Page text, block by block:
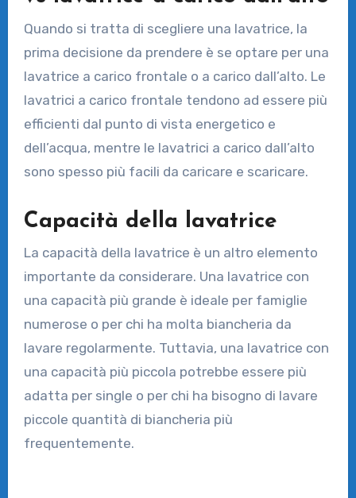
Quando si tratta di scegliere una lavatrice, la
prima decisione da prendere è se optare per una
lavatrice a carico frontale o a carico dall’alto. Le
lavatrici a carico frontale tendono ad essere più
efficienti dal punto di vista energetico e
dell’acqua, mentre le lavatrici a carico dall’alto
sono spesso più facili da caricare e scaricare.
Capacità della lavatrice
La capacità della lavatrice è un altro elemento
importante da considerare. Una lavatrice con
una capacità più grande è ideale per famiglie
numerose o per chi ha molta biancheria da
lavare regolarmente. Tuttavia, una lavatrice con
una capacità più piccola potrebbe essere più
adatta per single o per chi ha bisogno di lavare
piccole quantità di biancheria più
frequentemente.